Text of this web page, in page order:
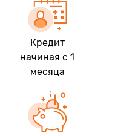
Кредит
начиная с 1
месяца